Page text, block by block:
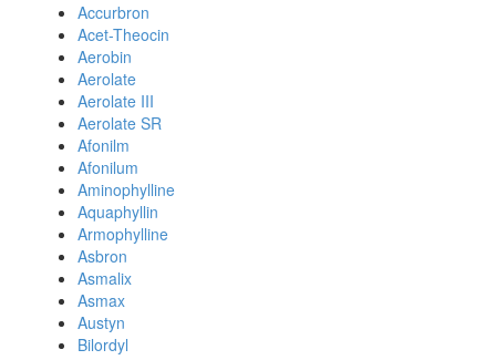
Accurbron
Acet-Theocin
Aerobin
Aerolate
Aerolate III
Aerolate SR
Afonilm
Afonilum
Aminophylline
Aquaphyllin
Armophylline
Asbron
Asmalix
Asmax
Austyn
Bilordyl